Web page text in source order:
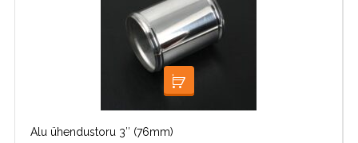
LOE EDASI
Alu ühendustoru 3″ (76mm)